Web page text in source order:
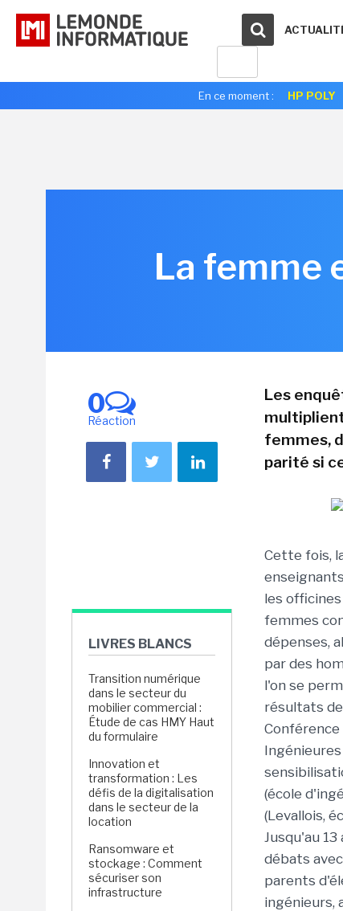
En ce moment : HP POLY
La femme
0
Réaction
LIVRES BLANCS
Transition numérique
dans le secteur du
mobilier commercial :
Étude de cas HMY Haut
du formulaire
Innovation et
transformation : Les
défis de la digitalisation
dans le secteur de la
location
Ransomware et
stockage : Comment
sécuriser son
infrastructure
Les
femmes,
parité si
Cette fois,
les
femmes
dépenses,
par des
l'on se
résultats
Ingénieures
(école
(Levallois,
Jusqu'au
débats
parents
ingénieurs,